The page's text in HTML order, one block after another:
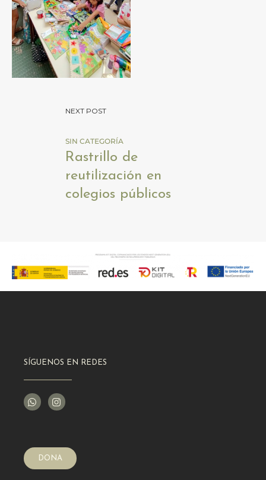
NEXT POST
SIN CATEGORÍA
Rastrillo de
reutilización en
colegios públicos
SÍGUENOS EN REDES
DONA